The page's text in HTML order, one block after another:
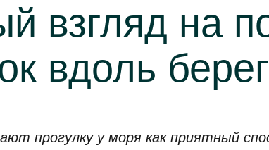
взгляд на
вдоль
прогулку у моря как приятный